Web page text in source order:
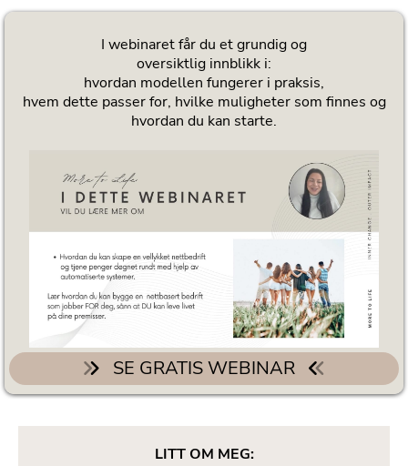
I webinaret får du et grundig og
oversiktlig innblikk i:
hvordan modellen fungerer i praksis,
hvem dette passer for, hvilke muligheter som finnes og
hvordan du kan starte.
SE GRATIS WEBINAR
LITT OM MEG: